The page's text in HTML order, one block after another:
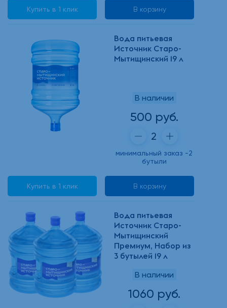
Купить в 1 клик В корзину
Вода питьевая
Источник Старо-
Мытищинский 19 л
В наличии
500 руб.
минимальный заказ -2
бутыли
Купить в 1 клик В корзину
Вода питьевая
Источник Старо-
Мытищинский
Премиум, Набор из
3 бутылей 19 л
В наличии
1060 руб.